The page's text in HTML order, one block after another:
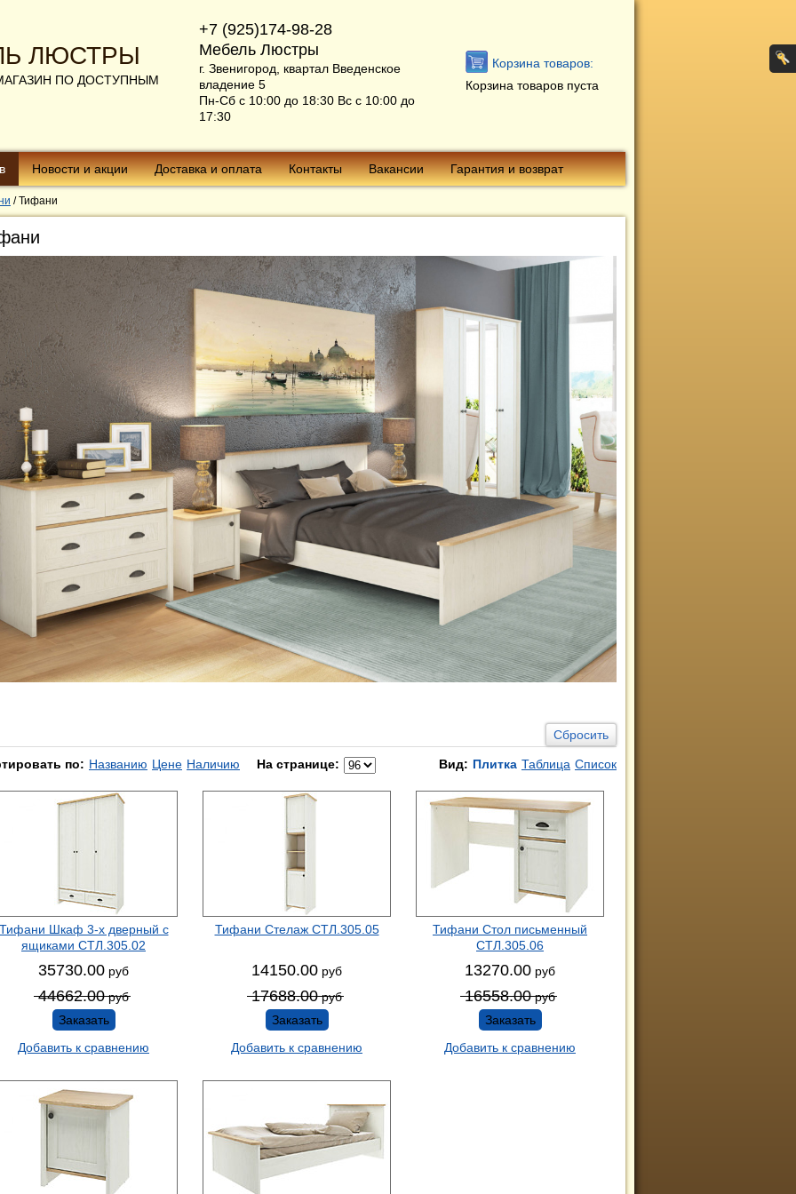
ЛЮСТРЫ
ПО ДОСТУПНЫМ
+7 (925)174-98-28
Мебель Люстры
г. Звенигород, квартал Введенское
владение 5
Пн-Сб с 10:00 до 18:30 Вс с 10:00 до
17:30
Корзина товаров:
Корзина товаров пуста
Новости и акции Доставка и оплата Контакты Вакансии Гарантия и возврат
/ Тифани
Сбросить
по: Названию Цене Наличию На странице: Вид: Плитка Таблица Список
Шкаф 3-х дверный с
ящиками СТЛ.305.02
35730.00 руб
44662.00 руб
Заказать
Добавить к сравнению
Тифани Стелаж СТЛ.305.05
14150.00 руб
17688.00 руб
Заказать
Добавить к сравнению
Тифани Стол письменный
СТЛ.305.06
13270.00 руб
16558.00 руб
Заказать
Добавить к сравнению